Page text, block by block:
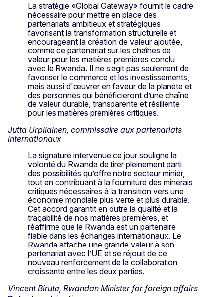
La stratégie «Global Gateway» fournit le cadre
nécessaire pour mettre en place des
partenariats ambitieux et stratégiques
favorisant la transformation structurelle et
encourageant la création de valeur ajoutée,
comme ce partenariat sur les chaînes de
valeur pour les matières premières conclu
avec le Rwanda. Il ne s’agit pas seulement de
favoriser le commerce et les investissements,
mais aussi d'œuvrer en faveur de la planète et
des personnes qui bénéficieront d’une chaîne
de valeur durable, transparente et résiliente
pour les matières premières critiques.
Jutta Urpilainen, commissaire aux partenariats
internationaux
La signature intervenue ce jour souligne la
volonté du Rwanda de tirer pleinement parti
des possibilités qu’offre notre secteur minier,
tout en contribuant à la fourniture des minerais
critiques nécessaires à la transition vers une
économie mondiale plus verte et plus durable.
Cet accord garantit en outre la qualité et la
traçabilité de nos matières premières, et
réaffirme que le Rwanda est un partenaire
fiable dans les échanges internationaux. Le
Rwanda attache une grande valeur à son
partenariat avec l’UE et se réjouit de ce
nouveau renforcement de la collaboration
croissante entre les deux parties.
Vincent Biruta, Rwandan Minister for foreign affairs